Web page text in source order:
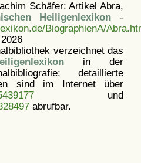
Schäfer: ArtikelAbra,
Heiligenlexikon -
BiographienA/
verzeichnet das
in der
detaillierte
sind im Internet über
und
abrufbar.